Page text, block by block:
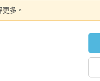
更多。